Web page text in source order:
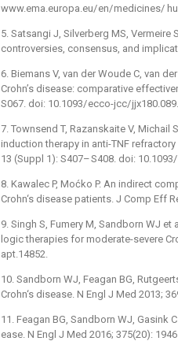
www.ema.europa.eu/en/medicines/
5. Satsangi J, Silverberg MS,
controversies, consensus, and
6. Biemans V, van der Woude C, van
Crohn’s dis­ease: comparative
S067. doi: 10.1093/ecco-jcc/jjx180.089.
7. Townsend T, Razanskaite V,
induction ther­apy in anti-TNF
13 (Suppl 1): S407–S408. doi: 10.1093/
8. Kawalec P, Moćko P. An indirect
Crohn‘s dis­ease patients. J Comp Eff
9. Singh S, Fumery M, Sandborn WJ
logic ther­apies for moderate-severe
apt.14852.
10. Sandborn WJ, Feagan BG,
Crohn‘s dis­ease. N Engl J Med 2013;
11. Feagan BG, Sandborn WJ, Gasink
ease. N Engl J Med 2016; 375(20):